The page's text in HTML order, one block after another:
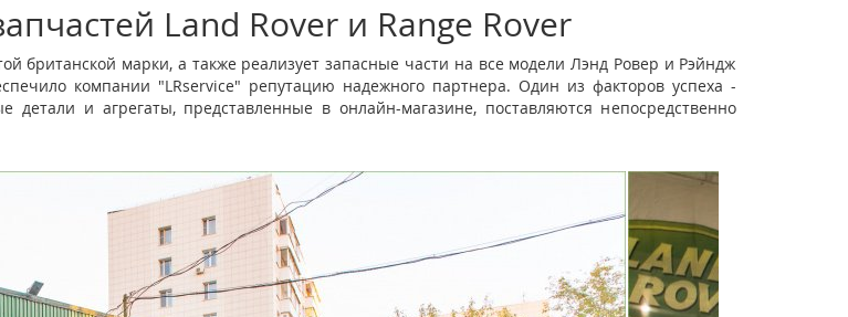
Land Rover и Range Rover
британской марки, а также реализует запасные части на все модели Лэнд Ровер и Рэйндж
компании "LRservice" репутацию надежного партнера. Один из факторов успеха -
и агрегаты, представленные в онлайн-магазине, поставляются непосредственно